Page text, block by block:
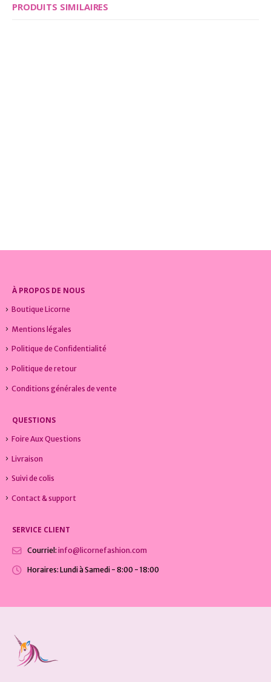
PRODUITS SIMILAIRES
À PROPOS DE NOUS
Boutique Licorne
Mentions légales
Politique de Confidentialité
Politique de retour
Conditions générales de vente
QUESTIONS
Foire Aux Questions
Livraison
Suivi de colis
Contact & support
SERVICE CLIENT
Courriel: info@licornefashion.com
Horaires: Lundi à Samedi - 8:00 - 18:00